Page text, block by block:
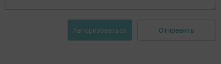
Авторизоваться Отправить